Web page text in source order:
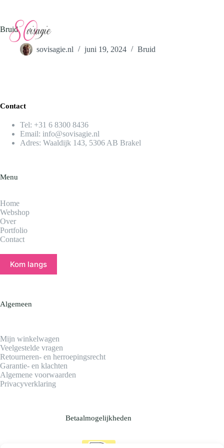
inhoud
Bruid
sovisagie.nl juni 19, 2024 Bruid
Contact
Tel: +31 6 8300 8436​
Email: info@sovisagie.nl
Adres: Waaldijk 143, 5306 AB Brakel
Menu
Home
Webshop
Over
Portfolio
Contact
Kom langs
Algemeen
Mijn winkelwagen
Veelgestelde vragen
Retourneren- en herroepingsrecht
Garantie- en klachten
Algemene voorwaarden
Privacyverklaring
Betaalmogelijkheden